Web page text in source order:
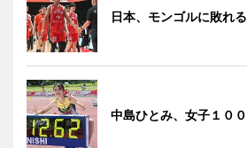
日本、モンゴルに敗れる
中島ひとみ、女子１０